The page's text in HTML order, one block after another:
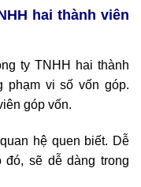
hai thành viên
ty TNHH hai thành
phạm vi số vốn góp.
góp vốn.
hệ quen biết. Dễ
sẽ dễ dàng trong